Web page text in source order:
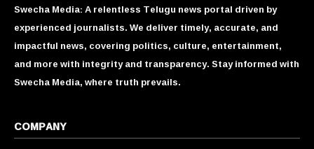
Swecha Media: A relentless Telugu news portal driven by
experienced journalists. We deliver timely, accurate, and
impactful news, covering politics, culture, entertainment,
and more with integrity and transparency. Stay informed with
Swecha Media, where truth prevails.
COMPANY